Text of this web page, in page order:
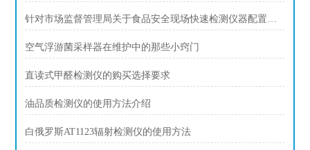
针对市场监督管理局关于食品安全现场快速检测仪器配置方案
空气浮游菌采样器在维护中的那些小窍门
直读式甲醛检测仪的购买选择要求
油品质检测仪的使用方法介绍
白俄罗斯AT1123辐射检测仪的使用方法